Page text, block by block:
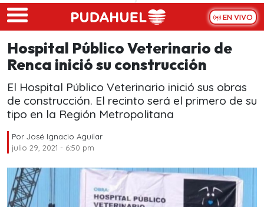
Skip to main content
EN VIVO
Hospital Público Veterinario de
Renca inició su construcción
El Hospital Público Veterinario inició sus obras
de construcción. El recinto será el primero de su
tipo en la Región Metropolitana
Por José Ignacio Aguilar
julio 29, 2021 - 6:50 pm